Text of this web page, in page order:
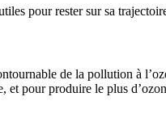
pour rester sur sa
de la pollution à
pour produire le plus